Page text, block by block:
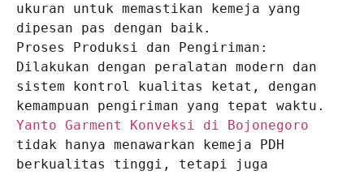
ukuran untuk memastikan kemeja yang
dipesan pas dengan baik.
Proses Produksi dan Pengiriman:
Dilakukan dengan peralatan modern dan
sistem kontrol kualitas ketat, dengan
Yanto Garment Konveksi di Bojonegoro
tidak hanya menawarkan kemeja PDH
berkualitas tinggi, tetapi juga